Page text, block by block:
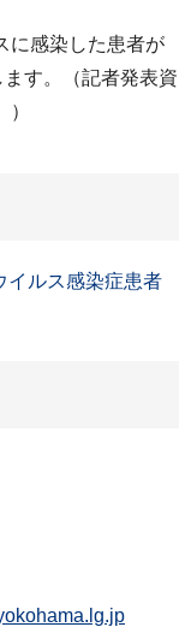
に感染した患者が
す。（記者発表資
イルス感染症患者